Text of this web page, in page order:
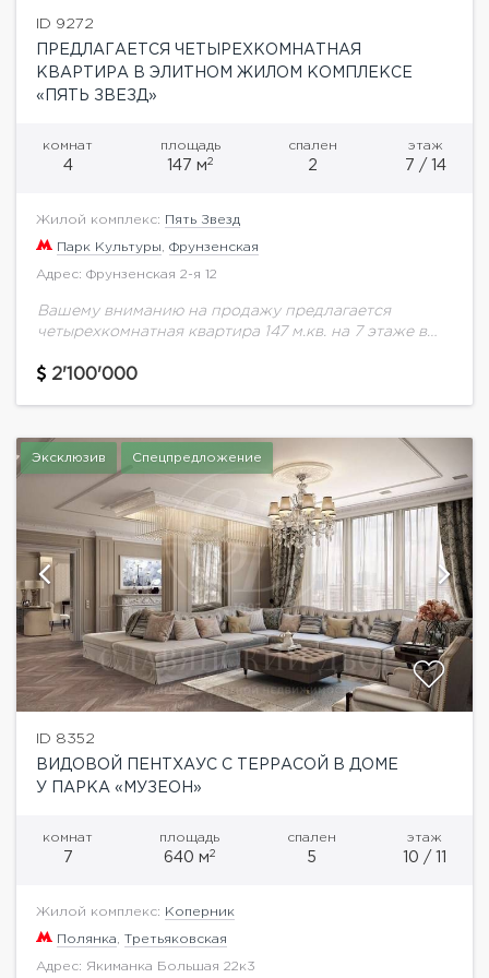
ID 9272
ПРЕДЛАГАЕТСЯ ЧЕТЫРЕХКОМНАТНАЯ
КВАРТИРА В ЭЛИТНОМ ЖИЛОМ КОМПЛЕКСЕ
«ПЯТЬ ЗВЕЗД»
комнат
4
площадь
147 м2
спален
2
этаж
7 / 14
Жилой комплекс: Пять Звезд
Парк Культуры Фрунзенская
Адрес: Фрунзенская 2-я 12
Вашему вниманию на продажу предлагается
четырехкомнатная квартира 147 м.кв. на 7 этаже в
выполнена качественная отделка по
2'100'000
Эксклюзив Спецпредложение
ID 8352
ВИДОВОЙ ПЕНТХАУС С ТЕРРАСОЙ В ДОМЕ
У ПАРКА «МУЗЕОН»
комнат
7
площадь
640 м2
спален
5
этаж
10 / 11
Жилой комплекс: Коперник
Полянка Третьяковская
Адрес: Якиманка Большая 22к3